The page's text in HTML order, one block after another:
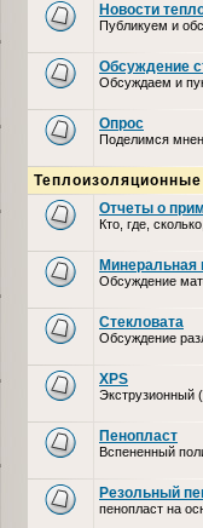
Новости
Публикуем и
Обсуждение
Обсуждаем и
Опрос
Поделимся
Отчеты о
Кто, где,
Минеральная
Обсуждение
Стекловата
Обсуждение
XPS
Экструзионный
Пенопласт
Вспененный
Резольный
пенопласт на